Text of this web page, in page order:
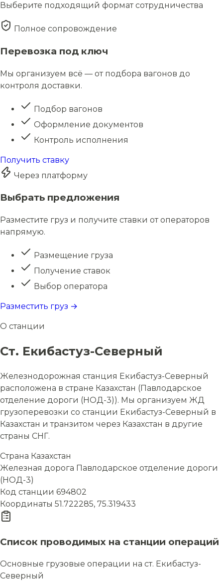
Выберите подходящий формат сотрудничества
Полное сопровождение
Перевозка под ключ
Мы организуем всё — от подбора вагонов до
контроля доставки.
Подбор вагонов
Оформление документов
Контроль исполнения
Получить ставку
Через платформу
Выбрать предложения
Разместите груз и получите ставки от операторов
напрямую.
Размещение груза
Получение ставок
Выбор оператора
Разместить груз →
О станции
Ст. Екибастуз-Северный
Железнодорожная станция Екибастуз-Северный
расположена в стране Казахстан (Павлодарское
отделение дороги (НОД-3)). Мы организуем ЖД
грузоперевозки со станции Екибастуз-Северный в
Казахстан и транзитом через Казахстан в другие
страны СНГ.
Страна Казахстан
Железная дорога Павлодарское отделение дороги
(НОД-3)
Код станции 694802
Координаты 51.722285, 75.319433
Список проводимых на станции операций
Основные грузовые операции на ст. Екибастуз-
Северный